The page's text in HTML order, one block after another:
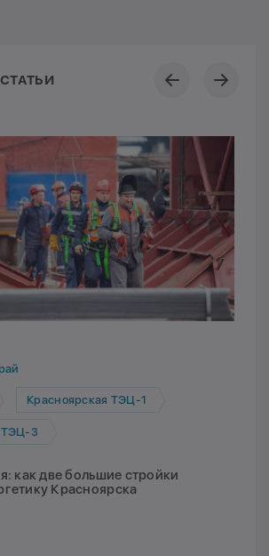
Красноярская ТЭЦ-1
ТЭЦ-3
как две большие стройки
Красноярска